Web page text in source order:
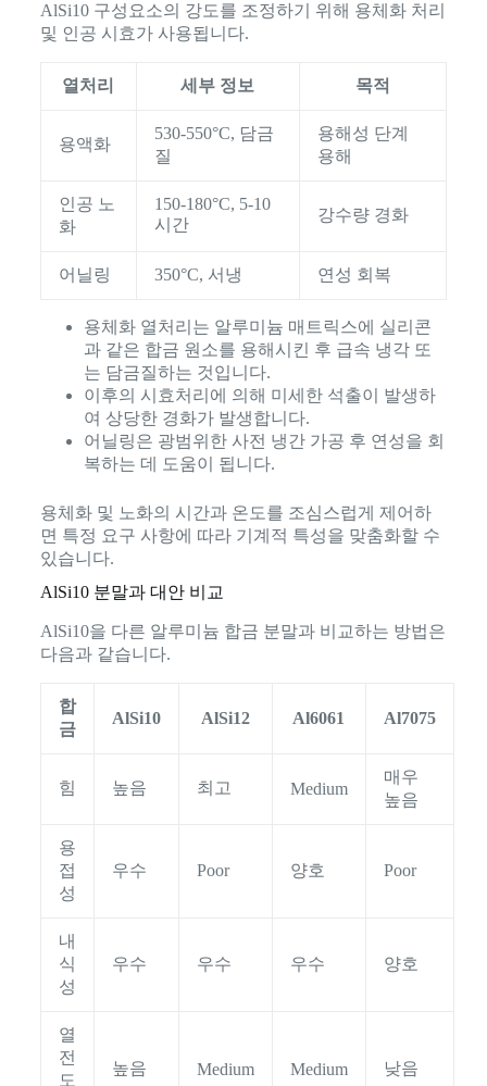
AlSi10 구성요소의 강도를 조정하기 위해 용체화 처리
및 인공 시효가 사용됩니다.
열처리 세부 정보 목적
용액화
530-550°C, 담금
질
용해성 단계
용해
인공 노
화
150-180°C, 5-10
시간
강수량 경화
어닐링 350°C, 서냉 연성 회복
용체화 열처리는 알루미늄 매트릭스에 실리콘
과 같은 합금 원소를 용해시킨 후 급속 냉각 또
는 담금질하는 것입니다.
이후의 시효처리에 의해 미세한 석출이 발생하
여 상당한 경화가 발생합니다.
어닐링은 광범위한 사전 냉간 가공 후 연성을 회
복하는 데 도움이 됩니다.
용체화 및 노화의 시간과 온도를 조심스럽게 제어하
면 특정 요구 사항에 따라 기계적 특성을 맞춤화할 수
있습니다.
AlSi10 분말과 대안 비교
AlSi10을 다른 알루미늄 합금 분말과 비교하는 방법은
다음과 같습니다.
합
금
AlSi10 AlSi12 Al6061 Al7075
힘 높음 최고 Medium
매우
높음
용
접
성
우수 Poor 양호 Poor
내
식
성
우수 우수 우수 양호
열
전
도
높음 Medium Medium 낮음